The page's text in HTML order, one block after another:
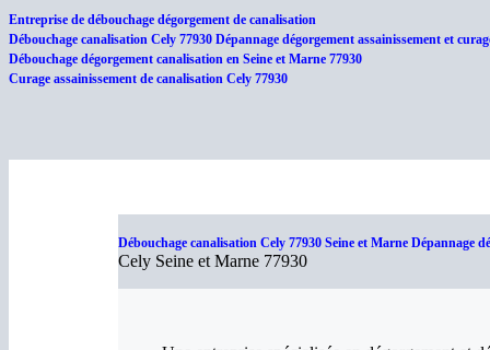
Entreprise de débouchage dégorgement de canalisation
Débouchage canalisation Cely 77930 Dépannage dégorgement assainissement et
Débouchage dégorgement canalisation en Seine et Marne 77930
Curage assainissement de canalisation Cely 77930
Débouchage canalisation Cely 77930 Seine et Marne Dépannage
Cely Seine et Marne 77930